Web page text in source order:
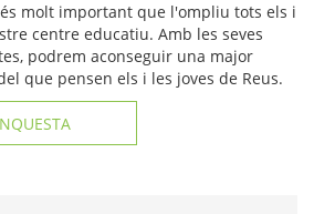
molt important que l'ompliu tots els i
centre educatiu. Amb les seves
podrem aconseguir una major
que pensen els i les joves de Reus.